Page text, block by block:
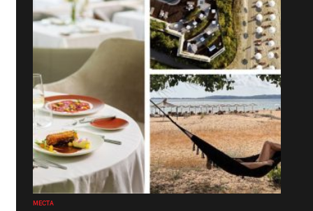
МЕСТА